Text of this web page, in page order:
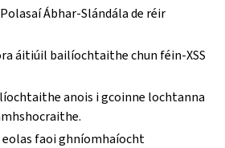
Ábhar-Slándála de réir
áitiúil bailíochtaithe chun féin-XSS
anois i gcoinne lochtanna
eolas faoi ghníomhaíocht